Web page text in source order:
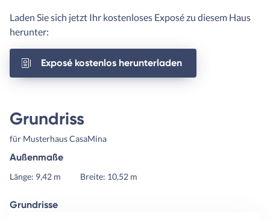
Laden Sie sich jetzt Ihr kostenloses Exposé zu diesem Haus
herunter:
Exposé kostenlos herunterladen
Grundriss
für Musterhaus CasaMina
Außenmaße
Länge: 9,42 m Breite: 10,52 m
Grundrisse